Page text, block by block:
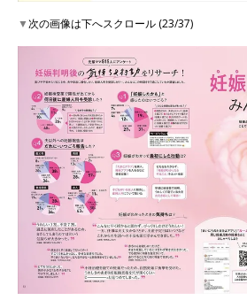
▼次の画像は下へスクロール (23/37)